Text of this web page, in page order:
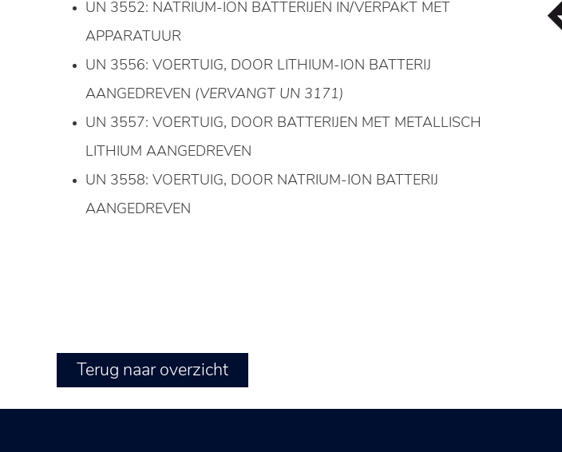
UN 3552: NATRIUM-ION BATTERIJEN IN/VERPAKT MET
APPARATUUR
UN 3556: VOERTUIG, DOOR LITHIUM-ION BATTERIJ
AANGEDREVEN (VERVANGT UN 3171)
UN 3557: VOERTUIG, DOOR BATTERIJEN MET METALLISCH
LITHIUM AANGEDREVEN
UN 3558: VOERTUIG, DOOR NATRIUM-ION BATTERIJ
AANGEDREVEN
Terug naar overzicht